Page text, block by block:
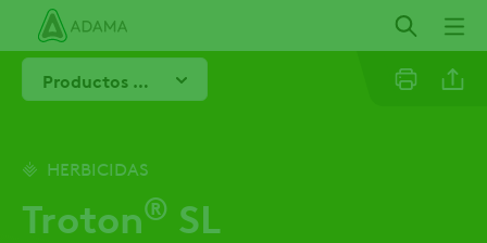
contenido
principalProductos Destacados
HERBICIDAS
Troton® SL